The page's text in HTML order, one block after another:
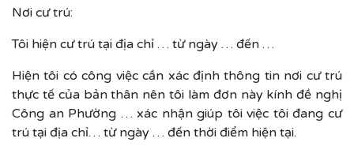
Nơi cư trú:
Tôi hiện cư trú tại địa chỉ … từ ngày … đến …
Hiện tôi có công việc cần xác định thông tin nơi cư trú
thực tế của bản thân nên tôi làm đơn này kính đề nghị
Công an Phường … xác nhận giúp tôi việc tôi đang cư
trú tại địa chỉ… từ ngày … đến thời điểm hiện tại.